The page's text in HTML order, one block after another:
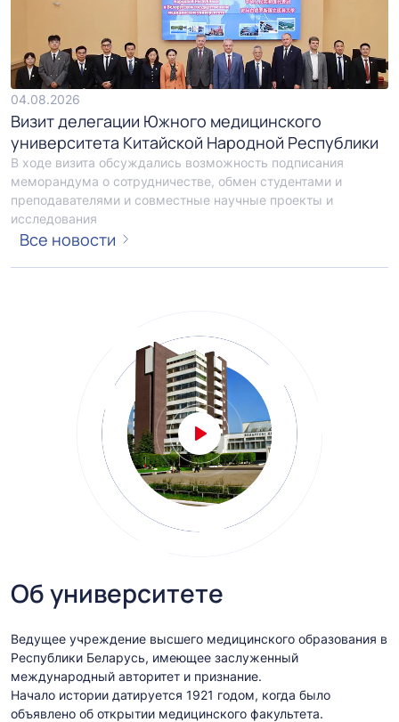
04.08.2026
Визит делегации Южного медицинского
университета Китайской Народной Республики
В ходе визита обсуждались возможность подписания
меморандума о сотрудничестве, обмен студентами и
преподавателями и совместные научные проекты и
исследования
Все новости
Об университете
Ведущее учреждение высшего медицинского образования в
Республики Беларусь, имеющее заслуженный
международный авторитет и признание.
Начало истории датируется 1921 годом, когда было
объявлено об открытии медицинского факультета.